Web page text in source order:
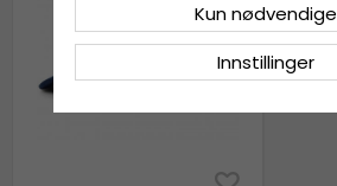
Innstillinger
Kun nødvendige